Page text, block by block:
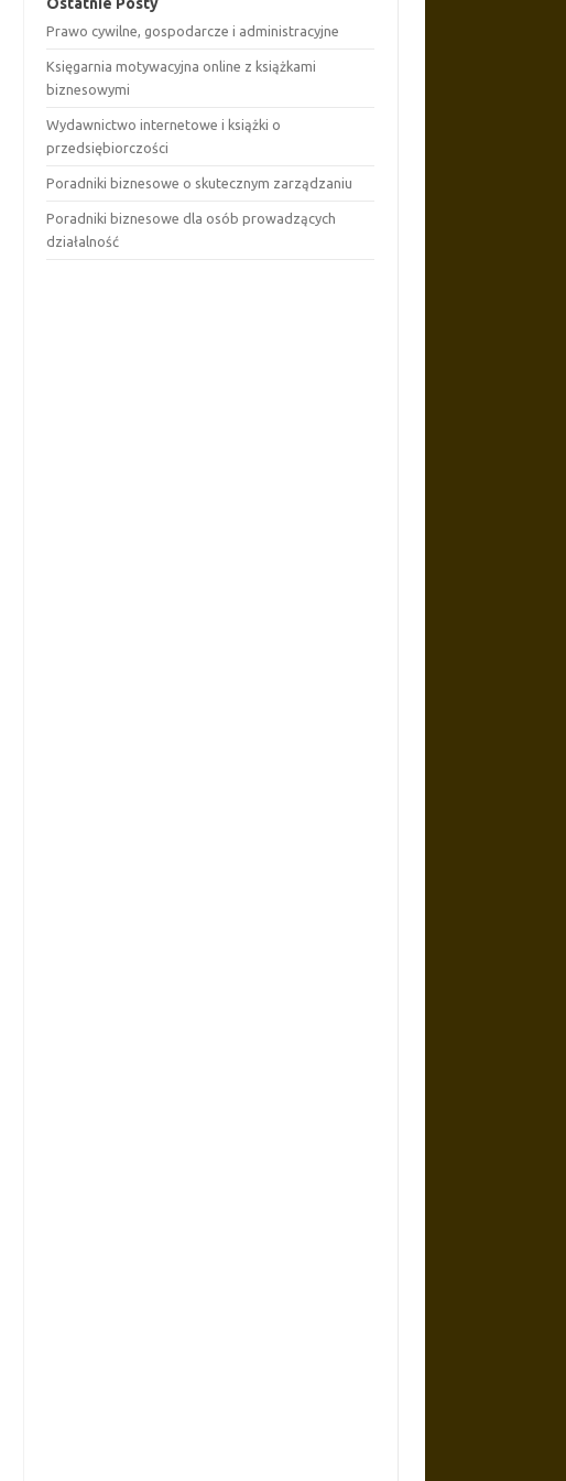
Prawo cywilne, gospodarcze i administracyjne
Księgarnia motywacyjna online z książkami
biznesowymi
Wydawnictwo internetowe i książki o
przedsiębiorczości
Poradniki biznesowe o skutecznym zarządzaniu
Poradniki biznesowe dla osób prowadzących
działalność